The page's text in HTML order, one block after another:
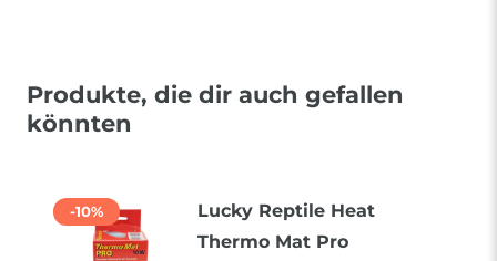
Produkte, die dir auch gefallen
könnten
-10%
Lucky Reptile Heat
Thermo Mat Pro